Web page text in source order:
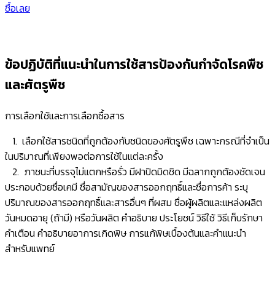
ซื้อเลย
ข้อปฏิบัติที่แนะนำในการใช้สารป้องกันกำจัดโรคพืช
และศัตรูพืช
การเลือกใช้และการเลือกซื้อสาร
1. เลือกใช้สารชนิดที่ถูกต้องกับชนิดของศัตรูพืช เฉพาะกรณีที่จำเป็น
ในปริมาณที่เพียงพอต่อการใช้ในแต่ละครั้ง
2. ภาชนะที่บรรจุไม่แตกหรือรั่ว มีฝาปิดมิดชิด มีฉลากถูกต้องชัดเจน
ประกอบด้วยชื่อเคมี ชื่อสามัญของสารออกฤทธิ์และชื่อการค้า ระบุ
ปริมาณของสารออกฤทธิ์และสารอื่นๆ ที่ผสม ชื่อผู้ผลิตและแหล่งผลิต
วันหมดอายุ (ถ้ามี) หรือวันผลิต คำอธิบาย ประโยชน์ วิธีใช้ วิธีเก็บรักษา
คำเตือน คำอธิบายอาการเกิดพิษ การแก้พิษเบื้องต้นและคำแนะนำ
สำหรับแพทย์